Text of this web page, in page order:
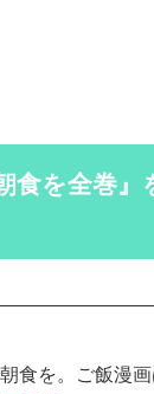
食を全巻
食を。ご飯漫